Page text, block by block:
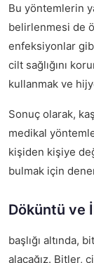
Bu yöntemlerin
belirlenmesi de
enfeksiyonlar
cilt sağlığını
kullanmak ve
Sonuç olarak,
medikal
kişiden kişiye
bulmak için
Döküntü ve
başlığı altında,
alacağız. Bitler,